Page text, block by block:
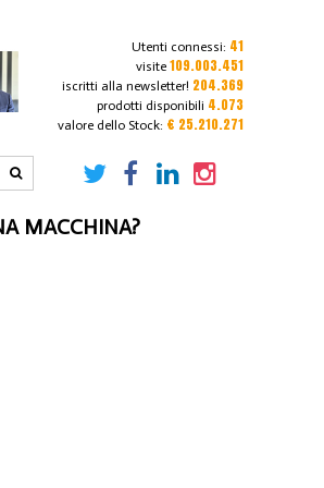
Utenti connessi: 41
visite 109.003.451
iscritti alla newsletter! 204.369
prodotti disponibili 4.073
valore dello Stock: € 25.210.271
MACCHINA?